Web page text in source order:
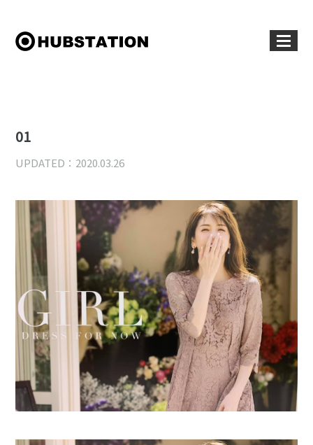
01
UPDATED：2020.03.26